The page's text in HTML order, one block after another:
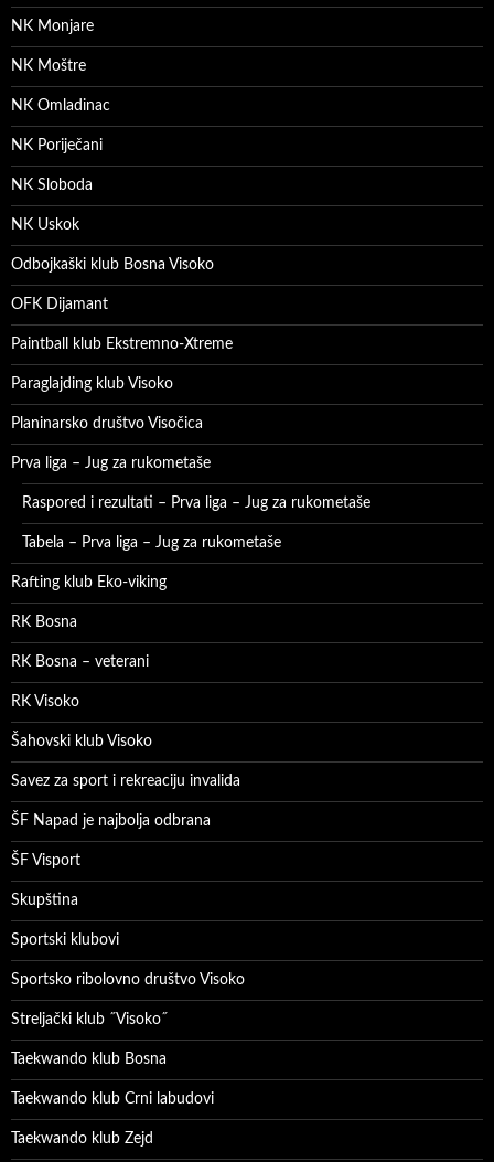
NK Monjare
NK Moštre
NK Omladinac
NK Poriječani
NK Sloboda
NK Uskok
Odbojkaški klub Bosna Visoko
OFK Dijamant
Paintball klub Ekstremno-Xtreme
Paraglajding klub Visoko
Planinarsko društvo Visočica
Prva liga – Jug za rukometaše
Raspored i rezultati – Prva liga – Jug za rukometaše
Tabela – Prva liga – Jug za rukometaše
Rafting klub Eko-viking
RK Bosna
RK Bosna – veterani
RK Visoko
Šahovski klub Visoko
Savez za sport i rekreaciju invalida
ŠF Napad je najbolja odbrana
ŠF Visport
Skupština
Sportski klubovi
Sportsko ribolovno društvo Visoko
Streljački klub ˝Visoko˝
Taekwando klub Bosna
Taekwando klub Crni labudovi
Taekwando klub Zejd